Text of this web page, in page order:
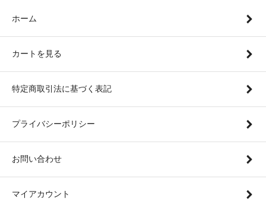
ホーム
カートを見る
特定商取引法に基づく表記
プライバシーポリシー
お問い合わせ
マイアカウント